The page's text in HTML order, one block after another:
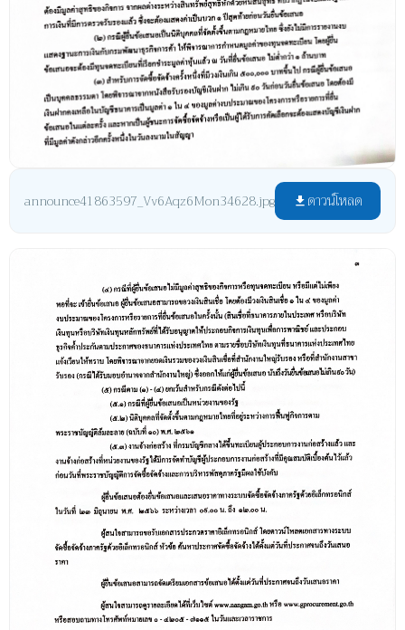
announce41863597_Vv6Aqz6Mon34628.jpg file_download ดาวน์โหลด